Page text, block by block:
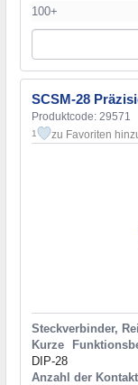
100+
SCSM-28
Produktcode: 29571
1 zu Favoriten
Steckverbinder,
Kurze
DIP-28
Anzahl der